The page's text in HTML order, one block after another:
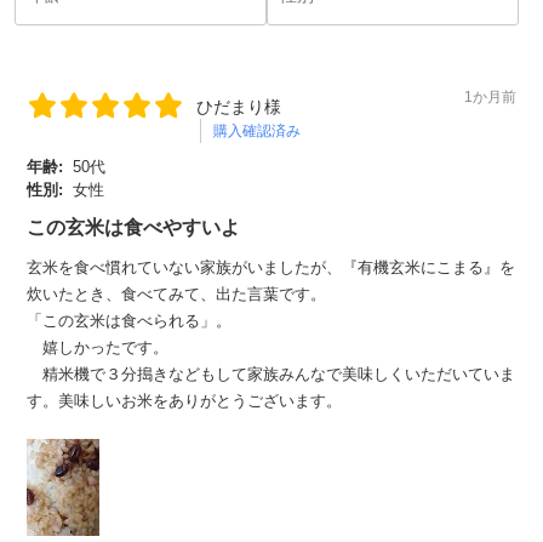
ひだまり様
購入確認済み
1か月前
年齢: 50代
性別: 女性
この玄米は食べやすいよ
玄米を食べ慣れていない家族がいましたが、『有機玄米にこまる』を
炊いたとき、食べてみて、出た言葉です。
「この玄米は食べられる」。
嬉しかったです。
精米機で３分搗きなどもして家族みんなで美味しくいただいていま
す。美味しいお米をありがとうございます。